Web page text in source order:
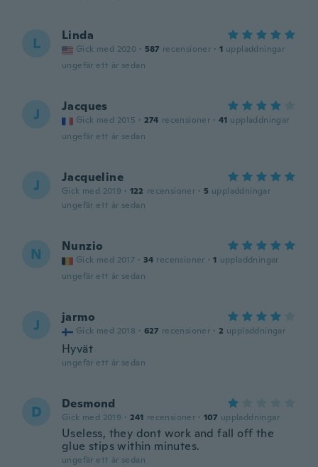
L Linda
Gick med 2020 · 587 recensioner · 1 uppladdningar
ungefär ett år sedan
J Jacques
Gick med 2015 · 274 recensioner · 41 uppladdningar
ungefär ett år sedan
J Jacqueline
Gick med 2019 · 122 recensioner · 5 uppladdningar
ungefär ett år sedan
N Nunzio
Gick med 2017 · 34 recensioner · 1 uppladdningar
ungefär ett år sedan
J jarmo
Gick med 2018 · 627 recensioner · 2 uppladdningar
Hyvät
ungefär ett år sedan
D Desmond
Gick med 2019 · 241 recensioner · 107 uppladdningar
Useless, they dont work and fall off the
glue stips within minutes.
ungefär ett år sedan